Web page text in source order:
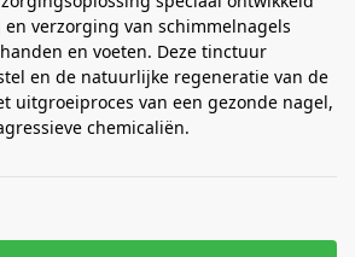
verzorging van schimmelnagels
en voeten. Deze tinctuur
en de natuurlijke regeneratie van de
uitgroeiproces van een gezonde nagel,
chemicaliën.